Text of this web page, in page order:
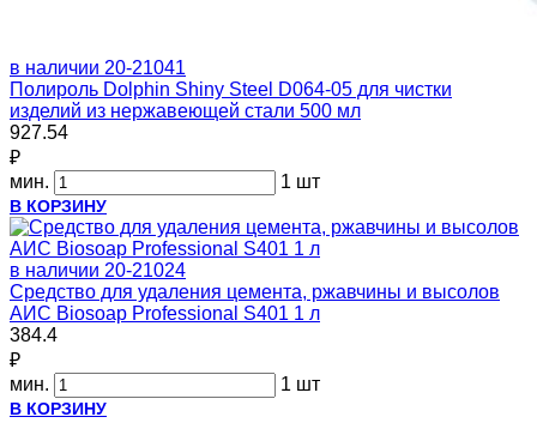
в наличии 20-21041
Полироль Dolphin Shiny Steel D064-05 для чистки
изделий из нержавеющей стали 500 мл
927.54
₽
мин.
1 шт
В КОРЗИНУ
в наличии 20-21024
Средство для удаления цемента, ржавчины и высолов
АИС Biosoap Professional S401 1 л
384.4
₽
мин.
1 шт
В КОРЗИНУ